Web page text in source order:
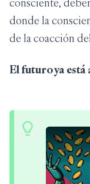
donde la
de la coacción
El futuro ya